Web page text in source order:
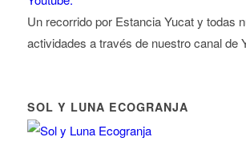
Un recorrido por Estancia Yucat y todas
actividades a través de nuestro canal de
SOL Y LUNA ECOGRANJA